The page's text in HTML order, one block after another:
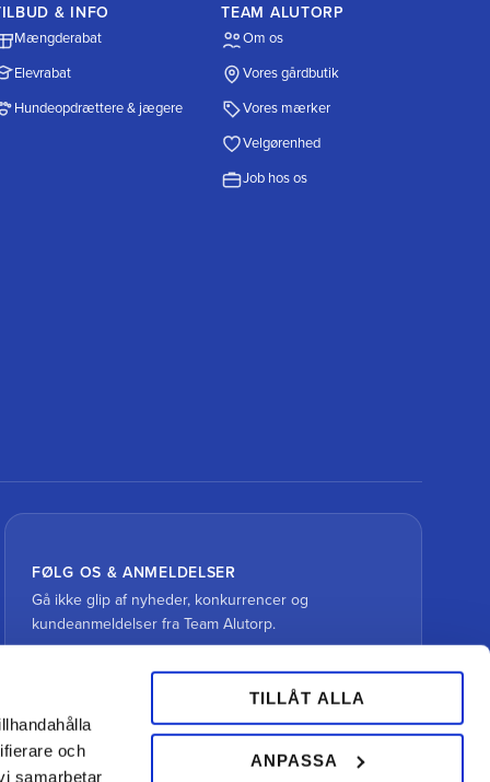
och
samarbetar
TILLÅT ALLA
ANPASSA
& INFO
Mængderabat
Elevrabat
Hundeopdrættere & jægere
TEAM ALUTORP
Om os
Vores gårdbutik
Vores mærker
Velgørenhed
Job hos os
FØLG OS & ANMELDELSER
Gå ikke glip af nyheder, konkurrencer og
kundeanmeldelser fra Team Alutorp.